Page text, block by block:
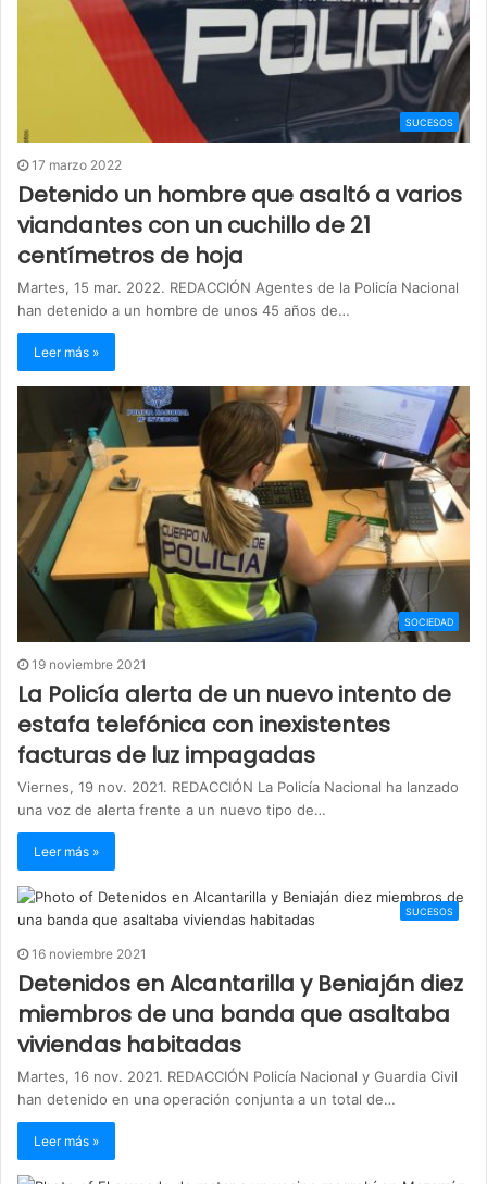
SUCESOS
17 marzo 2022
Detenido un hombre que asaltó a varios
viandantes con un cuchillo de 21
centímetros de hoja
Martes, 15 mar. 2022. REDACCIÓN Agentes de la Policía Nacional
han detenido a un hombre de unos 45 años de…
Leer más »
SOCIEDAD
19 noviembre 2021
La Policía alerta de un nuevo intento de
estafa telefónica con inexistentes
facturas de luz impagadas
Viernes, 19 nov. 2021. REDACCIÓN La Policía Nacional ha lanzado
una voz de alerta frente a un nuevo tipo de…
Leer más »
SUCESOS
16 noviembre 2021
Detenidos en Alcantarilla y Beniaján diez
miembros de una banda que asaltaba
viviendas habitadas
Martes, 16 nov. 2021. REDACCIÓN Policía Nacional y Guardia Civil
han detenido en una operación conjunta a un total de…
Leer más »